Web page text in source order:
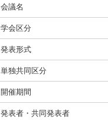
会議名
学会区分
発表形式
単独共同区分
開催期間
発表者・共同発表者